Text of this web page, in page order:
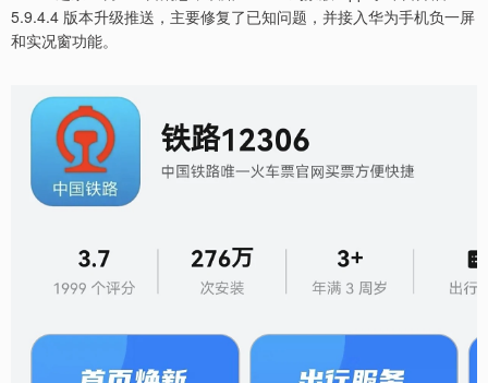
5.9.4.4 版本升级推送，主要修复了已知问题，并接入华为手机负一屏
和实况窗功能。